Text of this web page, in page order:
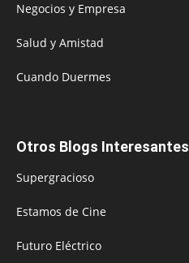
Negocios y Empresa
Salud y Amistad
Cuando Duermes
Otros Blogs Interesantes
Supergracioso
Estamos de Cine
Futuro Eléctrico